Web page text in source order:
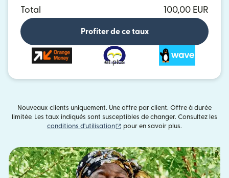
Total
100,00 EUR
Profiter de ce taux
et plus
Nouveaux clients uniquement. Une offre par client. Offre à durée
limitée. Les taux indiqués sont susceptibles de changer. Consultez les
conditions d'utilisation
(s'ouvre dans une nouvelle fenêtre)
pour en savoir plus.